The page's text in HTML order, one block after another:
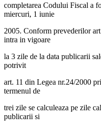
completarea Codului Fiscal a
miercuri, 1 iunie
2005. Conform prevederilor
intra in vigoare
la 3 zile de la data publicarii
potrivit
art. 11 din Legea nr.24/2000
termenul de
trei zile se calculeaza pe zile
publicarii si